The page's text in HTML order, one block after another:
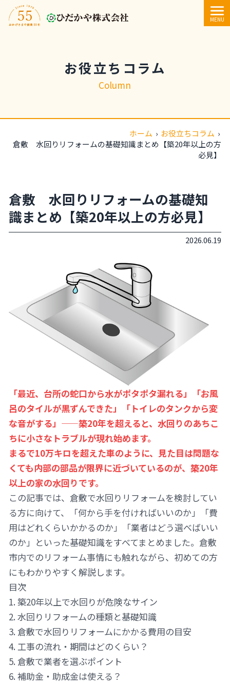
内容をスキップ
MENU
お役立ちコラム
Column
ホーム › お役立ちコラム ›
倉敷 水回りリフォームの基礎知識まとめ【築20年以上の方
必見】
倉敷 水回りリフォームの基礎知
識まとめ【築20年以上の方必見】
2026.06.19
「最近、台所の蛇口から水がポタポタ漏れる」「お風
呂のタイルが黒ずんできた」「トイレのタンクから変
な音がする」——築20年を超えると、水回りのあちこ
ちに小さなトラブルが現れ始めます。
まるで10万キロを超えた車のように、見た目は問題な
くても内部の部品が限界に近づいているのが、築20年
以上の家の水回りです。
この記事では、倉敷で水回りリフォームを検討してい
る方に向けて、「何から手を付ければいいのか」「費
用はどれくらいかかるのか」「業者はどう選べばいい
のか」といった基礎知識をすべてまとめました。倉敷
市内でのリフォーム事情にも触れながら、初めての方
にもわかりやすく解説します。
目次
1. 築20年以上で水回りが危険なサイン
2. 水回りリフォームの種類と基礎知識
3. 倉敷で水回りリフォームにかかる費用の目安
4. 工事の流れ・期間はどのくらい？
5. 倉敷で業者を選ぶポイント
6. 補助金・助成金は使える？